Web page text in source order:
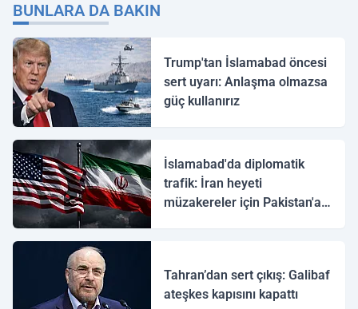
BUNLARA DA BAKIN
Trump'tan İslamabad öncesi
sert uyarı: Anlaşma olmazsa
güç kullanırız
İslamabad'da diplomatik
trafik: İran heyeti
müzakereler için Pakistan'a
Tahran’dan sert çıkış: Galibaf
ateşkes kapısını kapattı